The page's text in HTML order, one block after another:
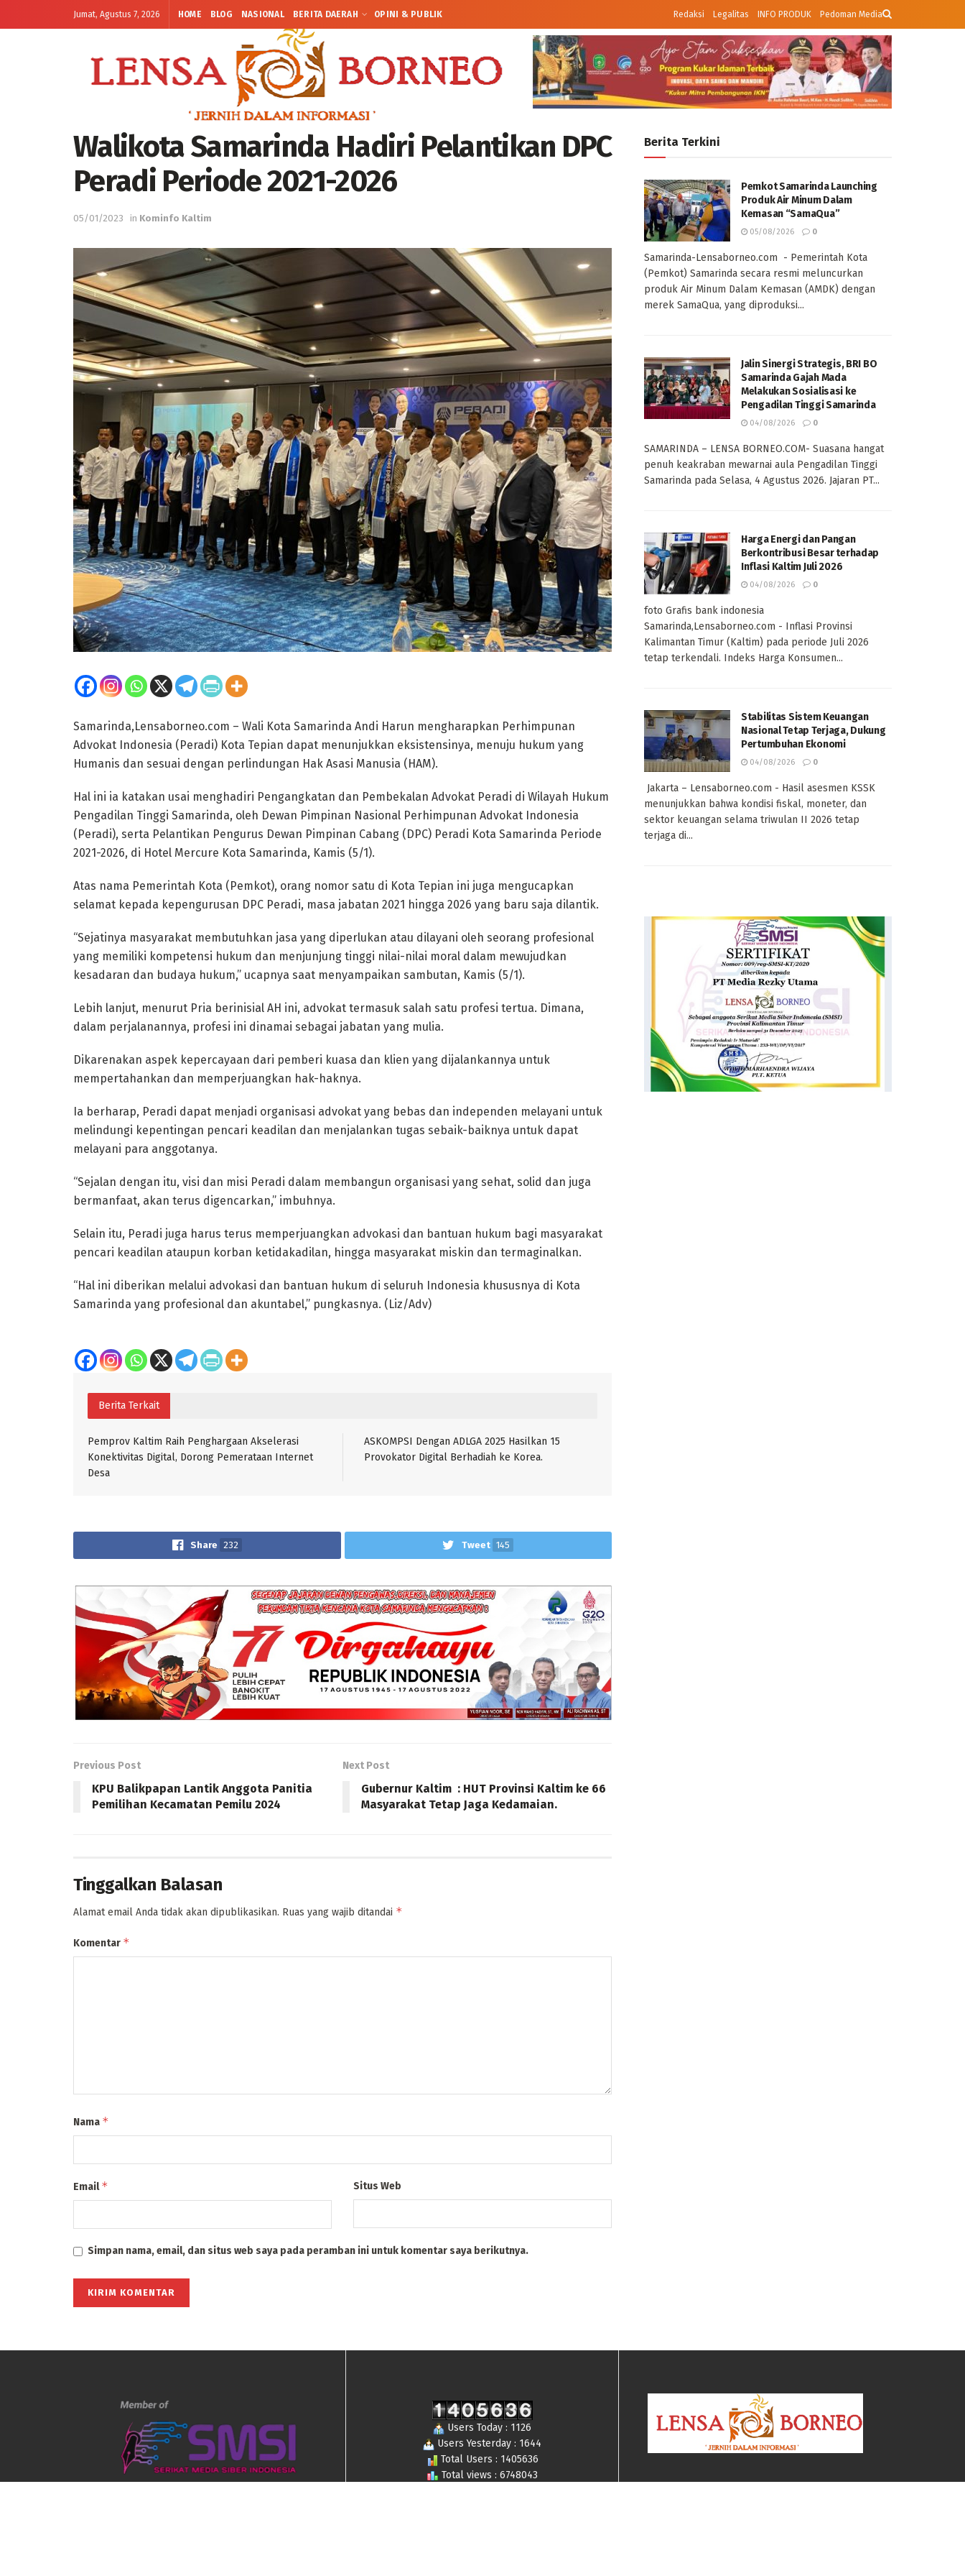
Jumat, Agustus 7, 2026 HOME BLOG NASIONAL BERITA DAERAH OPINI & PUBLIK Redaksi Legalitas INFO PRODUK Pedoman Media
Walikota Samarinda Hadiri Pelantikan DPC
Peradi Periode 2021-2026
05/01/2023 in Kominfo Kaltim
Samarinda,Lensaborneo.com – Wali Kota Samarinda Andi Harun mengharapkan Perhimpunan
Advokat Indonesia (Peradi) Kota Tepian dapat menunjukkan eksistensinya, menuju hukum yang
Humanis dan sesuai dengan perlindungan Hak Asasi Manusia (HAM).
Hal ini ia katakan usai menghadiri Pengangkatan dan Pembekalan Advokat Peradi di Wilayah Hukum
Pengadilan Tinggi Samarinda, oleh Dewan Pimpinan Nasional Perhimpunan Advokat Indonesia
(Peradi), serta Pelantikan Pengurus Dewan Pimpinan Cabang (DPC) Peradi Kota Samarinda Periode
2021-2026, di Hotel Mercure Kota Samarinda, Kamis (5/1).
Atas nama Pemerintah Kota (Pemkot), orang nomor satu di Kota Tepian ini juga mengucapkan
selamat kepada kepengurusan DPC Peradi, masa jabatan 2021 hingga 2026 yang baru saja dilantik.
“Sejatinya masyarakat membutuhkan jasa yang diperlukan atau dilayani oleh seorang profesional
yang memiliki kompetensi hukum dan menjunjung tinggi nilai-nilai moral dalam mewujudkan
kesadaran dan budaya hukum,” ucapnya saat menyampaikan sambutan, Kamis (5/1).
Lebih lanjut, menurut Pria berinisial AH ini, advokat termasuk salah satu profesi tertua. Dimana,
dalam perjalanannya, profesi ini dinamai sebagai jabatan yang mulia.
Dikarenakan aspek kepercayaan dari pemberi kuasa dan klien yang dijalankannya untuk
mempertahankan dan memperjuangkan hak-haknya.
Ia berharap, Peradi dapat menjadi organisasi advokat yang bebas dan independen melayani untuk
melindungi kepentingan pencari keadilan dan menjalankan tugas sebaik-baiknya untuk dapat
melayani para anggotanya.
“Sejalan dengan itu, visi dan misi Peradi dalam membangun organisasi yang sehat, solid dan juga
bermanfaat, akan terus digencarkan,” imbuhnya.
Selain itu, Peradi juga harus terus memperjuangkan advokasi dan bantuan hukum bagi masyarakat
pencari keadilan ataupun korban ketidakadilan, hingga masyarakat miskin dan termaginalkan.
“Hal ini diberikan melalui advokasi dan bantuan hukum di seluruh Indonesia khususnya di Kota
Samarinda yang profesional dan akuntabel,” pungkasnya. (Liz/Adv)
Berita Terkait
Pemprov Kaltim Raih Penghargaan Akselerasi
Konektivitas Digital, Dorong Pemerataan Internet
Desa
ASKOMPSI Dengan ADLGA 2025 Hasilkan 15
Provokator Digital Berhadiah ke Korea.
Share 232 Tweet 145
Previous Post
KPU Balikpapan Lantik Anggota Panitia
Pemilihan Kecamatan Pemilu 2024
Next Post
Gubernur Kaltim : HUT Provinsi Kaltim ke 66
Masyarakat Tetap Jaga Kedamaian.
Tinggalkan Balasan
Alamat email Anda tidak akan dipublikasikan. Ruas yang wajib ditandai *
Komentar *
Nama *
Email* Situs Web
Simpan nama, email, dan situs web saya pada peramban ini untuk komentar saya berikutnya.
Berita Terkini
Pemkot Samarinda Launching
Produk Air Minum Dalam
Kemasan “SamaQua”
05/08/2026 0
Samarinda-Lensaborneo.com - Pemerintah Kota
(Pemkot) Samarinda secara resmi meluncurkan
produk Air Minum Dalam Kemasan (AMDK) dengan
merek SamaQua, yang diproduksi...
Jalin Sinergi Strategis, BRI BO
Samarinda Gajah Mada
Melakukan Sosialisasi ke
Pengadilan Tinggi Samarinda
04/08/2026 0
SAMARINDA – LENSA BORNEO.COM- Suasana hangat
penuh keakraban mewarnai aula Pengadilan Tinggi
Samarinda pada Selasa, 4 Agustus 2026. Jajaran PT...
Harga Energi dan Pangan
Berkontribusi Besar terhadap
Inflasi Kaltim Juli 2026
04/08/2026 0
foto Grafis bank indonesia
Samarinda,Lensaborneo.com - Inflasi Provinsi
Kalimantan Timur (Kaltim) pada periode Juli 2026
tetap terkendali. Indeks Harga Konsumen...
Stabilitas Sistem Keuangan
Nasional Tetap Terjaga, Dukung
Pertumbuhan Ekonomi
04/08/2026 0
Jakarta – Lensaborneo.com - Hasil asesmen KSSK
menunjukkan bahwa kondisi fiskal, moneter, dan
sektor keuangan selama triwulan II 2026 tetap
terjaga di...
Users Today : 1126
Users Yesterday : 1644
Total Users : 1405636
Total views : 6748043